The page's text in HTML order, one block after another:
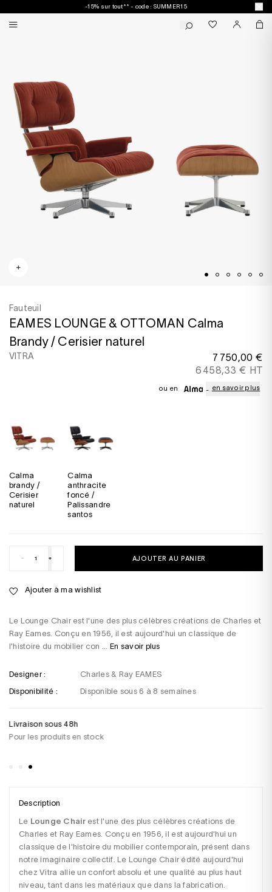
-15% sur tout** - code : SUMMER15
Fauteuil
EAMES LOUNGE & OTTOMAN Calma
Brandy / Cerisier naturel
VITRA
7 750,00 €
6 458,33 € HT
ou en en savoir plus
Le Lounge Chair est l'une des plus célèbres créations de Charles et
Ray Eames. Conçu en 1956, il est aujourd'hui un classique de
l'histoire du mobilier con ... En savoir plus
Calma
brandy /
Cerisier
naturel
Calma
anthracite
foncé /
Palissandre
santos
Designer :
Charles & Ray EAMES
Disponibilité :
Disponible sous 6 à 8 semaines
- + AJOUTER AU PANIER
Livraison sous 48h
Pour les produits en stock
Ajouter à ma wishlist
Description
Le Lounge Chair est l'une des plus célèbres créations de
Charles et Ray Eames. Conçu en 1956, il est aujourd'hui un
classique de l'histoire du mobilier contemporain, présent dans
notre imaginaire collectif. Le Lounge Chair édité aujourd'hui
chez Vitra allie un confort absolu et une qualité au plus haut
niveau, tant dans les matériaux que dans la fabrication.